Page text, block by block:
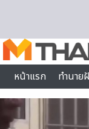
หน้าแรก
ทำนาย
ไลฟ์สไตล์